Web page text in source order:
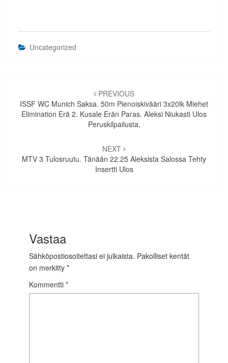
Uncategorized
selaus
PREVIOUS
ISSF WC Munich Saksa. 50m Pienoiskivääri 3x20lk Miehet
Elimination Erä 2. Kusale Erän Paras. Aleksi Niukasti Ulos
Peruskilpailusta.
NEXT
MTV 3 Tulosruutu. Tänään 22.25 Aleksista Salossa Tehty
Insertti Ulos
Vastaa
Sähköpostiosoitettasi ei julkaista. Pakolliset kentät
on merkitty *
Kommentti *